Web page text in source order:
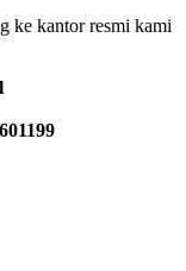
ke kantor resmi kami